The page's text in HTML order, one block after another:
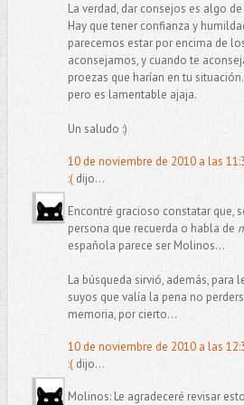
La verdad, dar consejos es algo
Hay que tener confianza y
parecemos estar por encima de
aconsejamos, y cuando te
proezas que harían en tu
pero es lamentable ajaja.
Un saludo :)
10 de noviembre de 2010 a las
:(dijo...
Encontré gracioso constatar que,
persona que recuerda o habla de
española parece ser Molinos...
La búsqueda sirvió, además,
suyos que valía la pena no
memoria, por cierto...
10 de noviembre de 2010 a las
:(dijo...
Molinos: Le agradeceré revisar